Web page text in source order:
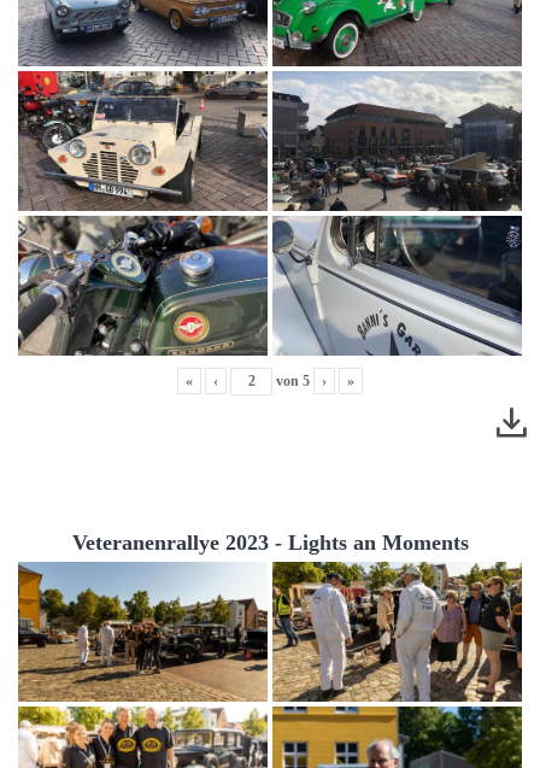
« ‹ von 5 › »
Veteranenrallye 2023 - Lights an Moments